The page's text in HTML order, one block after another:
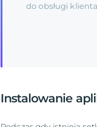
do obsługi
Instalowanie